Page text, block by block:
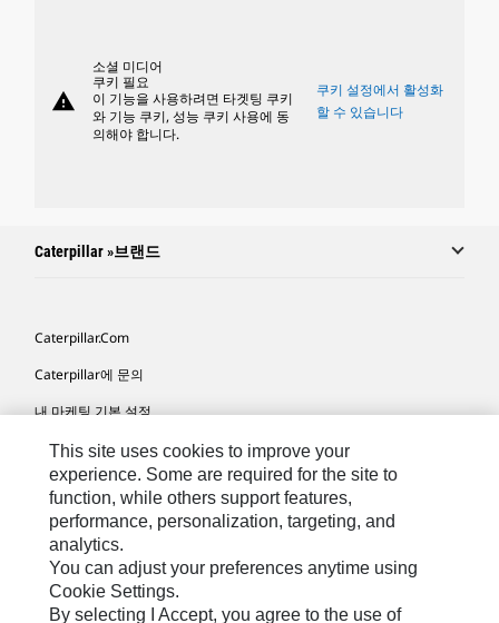
warning
소셜 미디어
쿠키 필요
이 기능을 사용하려면 타겟팅 쿠키
와 기능 쿠키, 성능 쿠키 사용에 동
의해야 합니다.
쿠키 설정에서 활성화
할 수 있습니다
Caterpillar »브랜드
Caterpillar.com
Caterpillar에 문의
내 마케팅 기본 설정
사이트 맵
Cookie Settings
법적 고지
개인정보취급방침
위치정보 이용약관
This site uses cookies to improve your
experience. Some are required for the site to
function, while others support features,
performance, personalization, targeting, and
analytics.
You can adjust your preferences anytime using
Cookie Settings.
By selecting I Accept, you agree to the use of